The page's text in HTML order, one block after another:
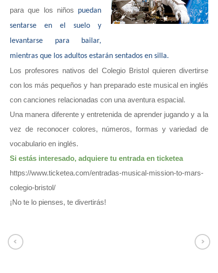
para que los niños puedan
sentarse en el suelo y
levantarse para bailar,
mientras que los adultos estarán sentados en silla.
Los profesores nativos del Colegio Bristol quieren divertirse
con los más pequeños y han preparado este musical en inglés
con canciones relacionadas con una aventura espacial.
Una manera diferente y entretenida de aprender jugando y a la
vez de reconocer colores, números, formas y variedad de
vocabulario en inglés.
Si estás interesado, adquiere tu entrada en ticketea
https://www.ticketea.com/entradas-musical-mission-to-mars-
colegio-bristol/
¡No te lo pienses, te divertirás!